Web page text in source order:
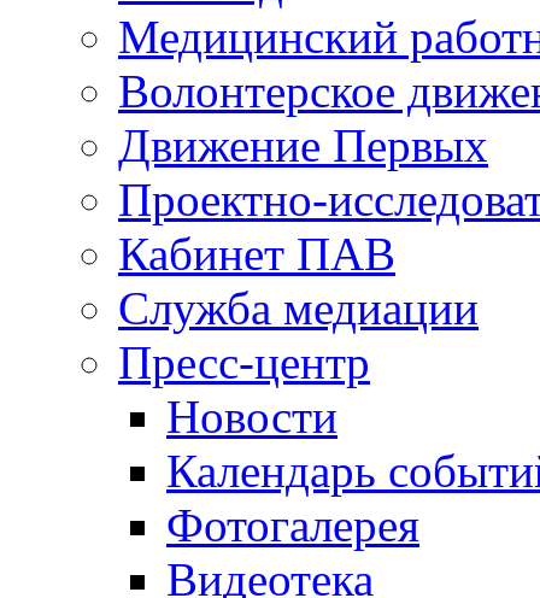
Медицинский
Волонтерское
Движение Первых
Проектно-
Кабинет ПАВ
Служба медиации
Пресс-центр
Новости
Календарь
Фотогалерея
Видеотека